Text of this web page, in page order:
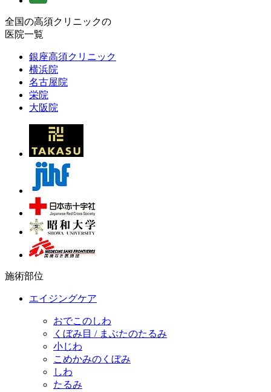
全国の高須クリニックの
医院一覧
銀座高須クリニック
横浜院
名古屋院
栄院
大阪院
施術部位
エイジングケア
おでこのしわ
くぼみ目 / まぶたのたるみ
小じわ
こめかみのくぼみ
しわ
たるみ